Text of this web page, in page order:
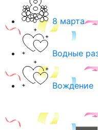
8 марта
Водные
Вождение